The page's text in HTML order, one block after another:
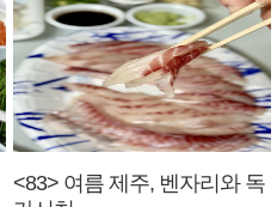
<83> 여름 제주, 벤자리와 독